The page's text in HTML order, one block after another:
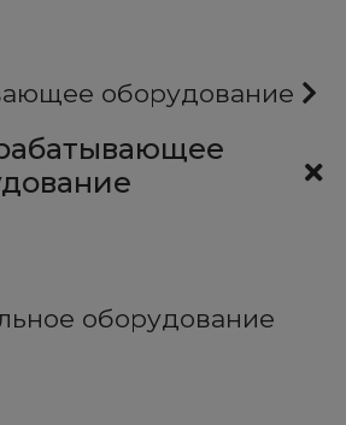
оборудование
оборудование